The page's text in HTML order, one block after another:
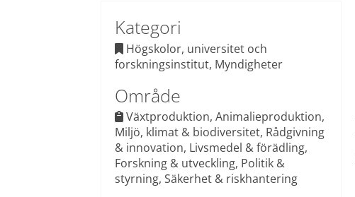
Kategori
Högskolor, universitet och
forskningsinstitut, Myndigheter
Område
 Växtproduktion, Animalieproduktion,
Miljö, klimat & biodiversitet, Rådgivning
& innovation, Livsmedel & förädling,
Forskning & utveckling, Politik &
styrning, Säkerhet & riskhantering